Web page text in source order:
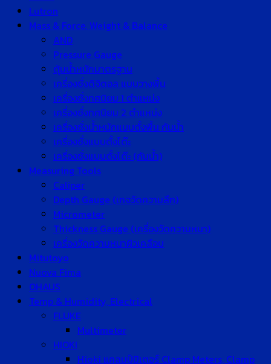
Lutron
Mass & Force, Weight & Balance
AND
Pressure Gauge
ตุ้มน้ำหนักมาตรฐาน
เครื่องชั่งดิจิตอล แบบวางพื้น
เครื่องชั่งทศนิยม 1 ตำแหน่ง
เครื่องชั่งทศนิยม 2 ตำแหน่ง
เครื่องชั่งน้ำหนักแบบตั้งพื้น กันน้ำ
เครื่องชั่งแบบตั้งโต๊ะ
เครื่องชั่งแบบตั้งโต๊ะ (กันน้ำ)
Measuring Tools
Caliper
Depth Gauge (เกจวัดความลึก)
Micrometer
Thickness Gauge (เครื่องวัดความหนา)
เครื่องวัดความหนาผิวเคลือบ
Mitutoyo
Nuova Fima
OHAUS
Temp & Humidity, Electrical
FLUKE
Multimeter
HIOKI
Hioki แคลมป์มิเตอร์ Clamp Meters, Clamp